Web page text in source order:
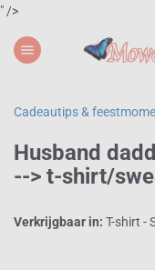
" />
menu
Cadeautips &
Husband
--> t-shirt/
Verkrijgbaar in: T-shirt -